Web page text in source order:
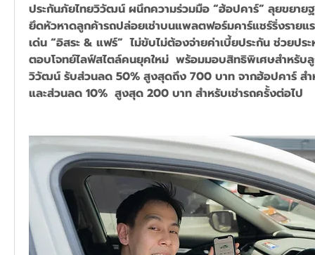
ประกันภัยไทยวิวัฒน์ ผนึกความร่วมมือ “ฮ้อปคาร์” ลุยขยาย
ยึดหัวหาดลูกค้ารถปล่อยเช่าบนแพลตฟอร์มคาร์แชร์ริ่งรายแ
เด่น “อิสระ & แฟร์”  ไม่ขับไม่ต้องจ่ายค่าเบี้ยประกัน ช่วยป
ตอบโจทย์ไลฟ์สไตล์คนยุคใหม่  พร้อมมอบสิทธิพิเศษสำหรับ
วิวัฒน์ รับส่วนลด 50% สูงสุดถึง 700 บาท จากฮ้อปคาร์ สำ
และส่วนลด 10%  สูงสุด 200 บาท สำหรับเช่ารถครั้งต่อไป